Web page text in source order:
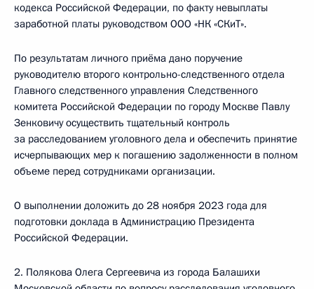
кодекса Российской Федерации, по факту невыплаты
заработной платы руководством ООО «НК «СКиТ».
По результатам личного приёма дано поручение
руководителю второго контрольно-следственного отдела
Главного следственного управления Следственного
комитета Российской Федерации по городу Москве Павлу
Зенковичу осуществить тщательный контроль
за расследованием уголовного дела и обеспечить принятие
исчерпывающих мер к погашению задолженности в полном
объеме перед сотрудниками организации.
О выполнении доложить до 28 ноября 2023 года для
подготовки доклада в Администрацию Президента
Российской Федерации.
2. Полякова Олега Сергеевича из города Балашихи